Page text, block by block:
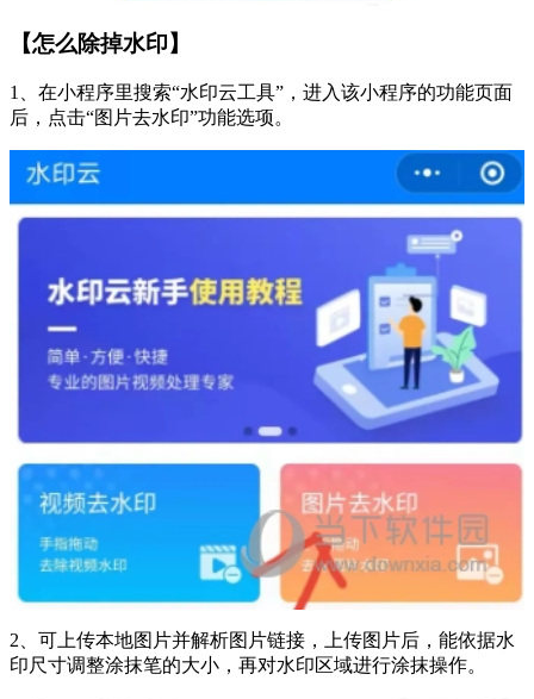
【怎么除掉水印】
1、在小程序里搜索“水印云工具”，进入该小程序的功能页面
后，点击“图片去水印”功能选项。
2、可上传本地图片并解析图片链接，上传图片后，能依据水
印尺寸调整涂抹笔的大小，再对水印区域进行涂抹操作。